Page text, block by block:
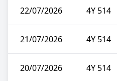
22/07/2026 4Y 514
21/07/2026 4Y 514
20/07/2026 4Y 514